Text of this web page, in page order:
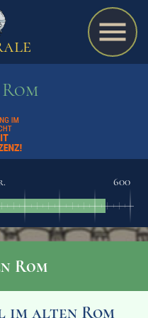
Rom
600
Rom
im alten Rom